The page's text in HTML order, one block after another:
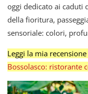
oggi dedicato ai caduti
della fioritura,
sensoriale: colori,
Leggi la mia
Bossolasco: ristorante